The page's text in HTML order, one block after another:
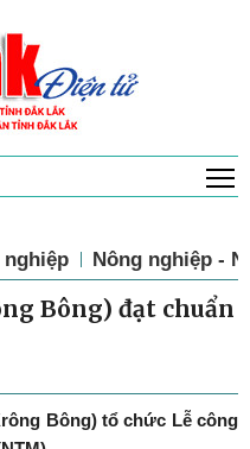
nghiệp Nông nghiệp -
Bông) đạt chuẩn
Bông) tổ chức Lễ công